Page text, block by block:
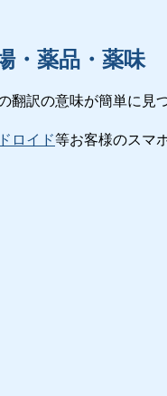
・薬品・薬味
訳の意味が簡単に見
ロイド等お客様のスマ